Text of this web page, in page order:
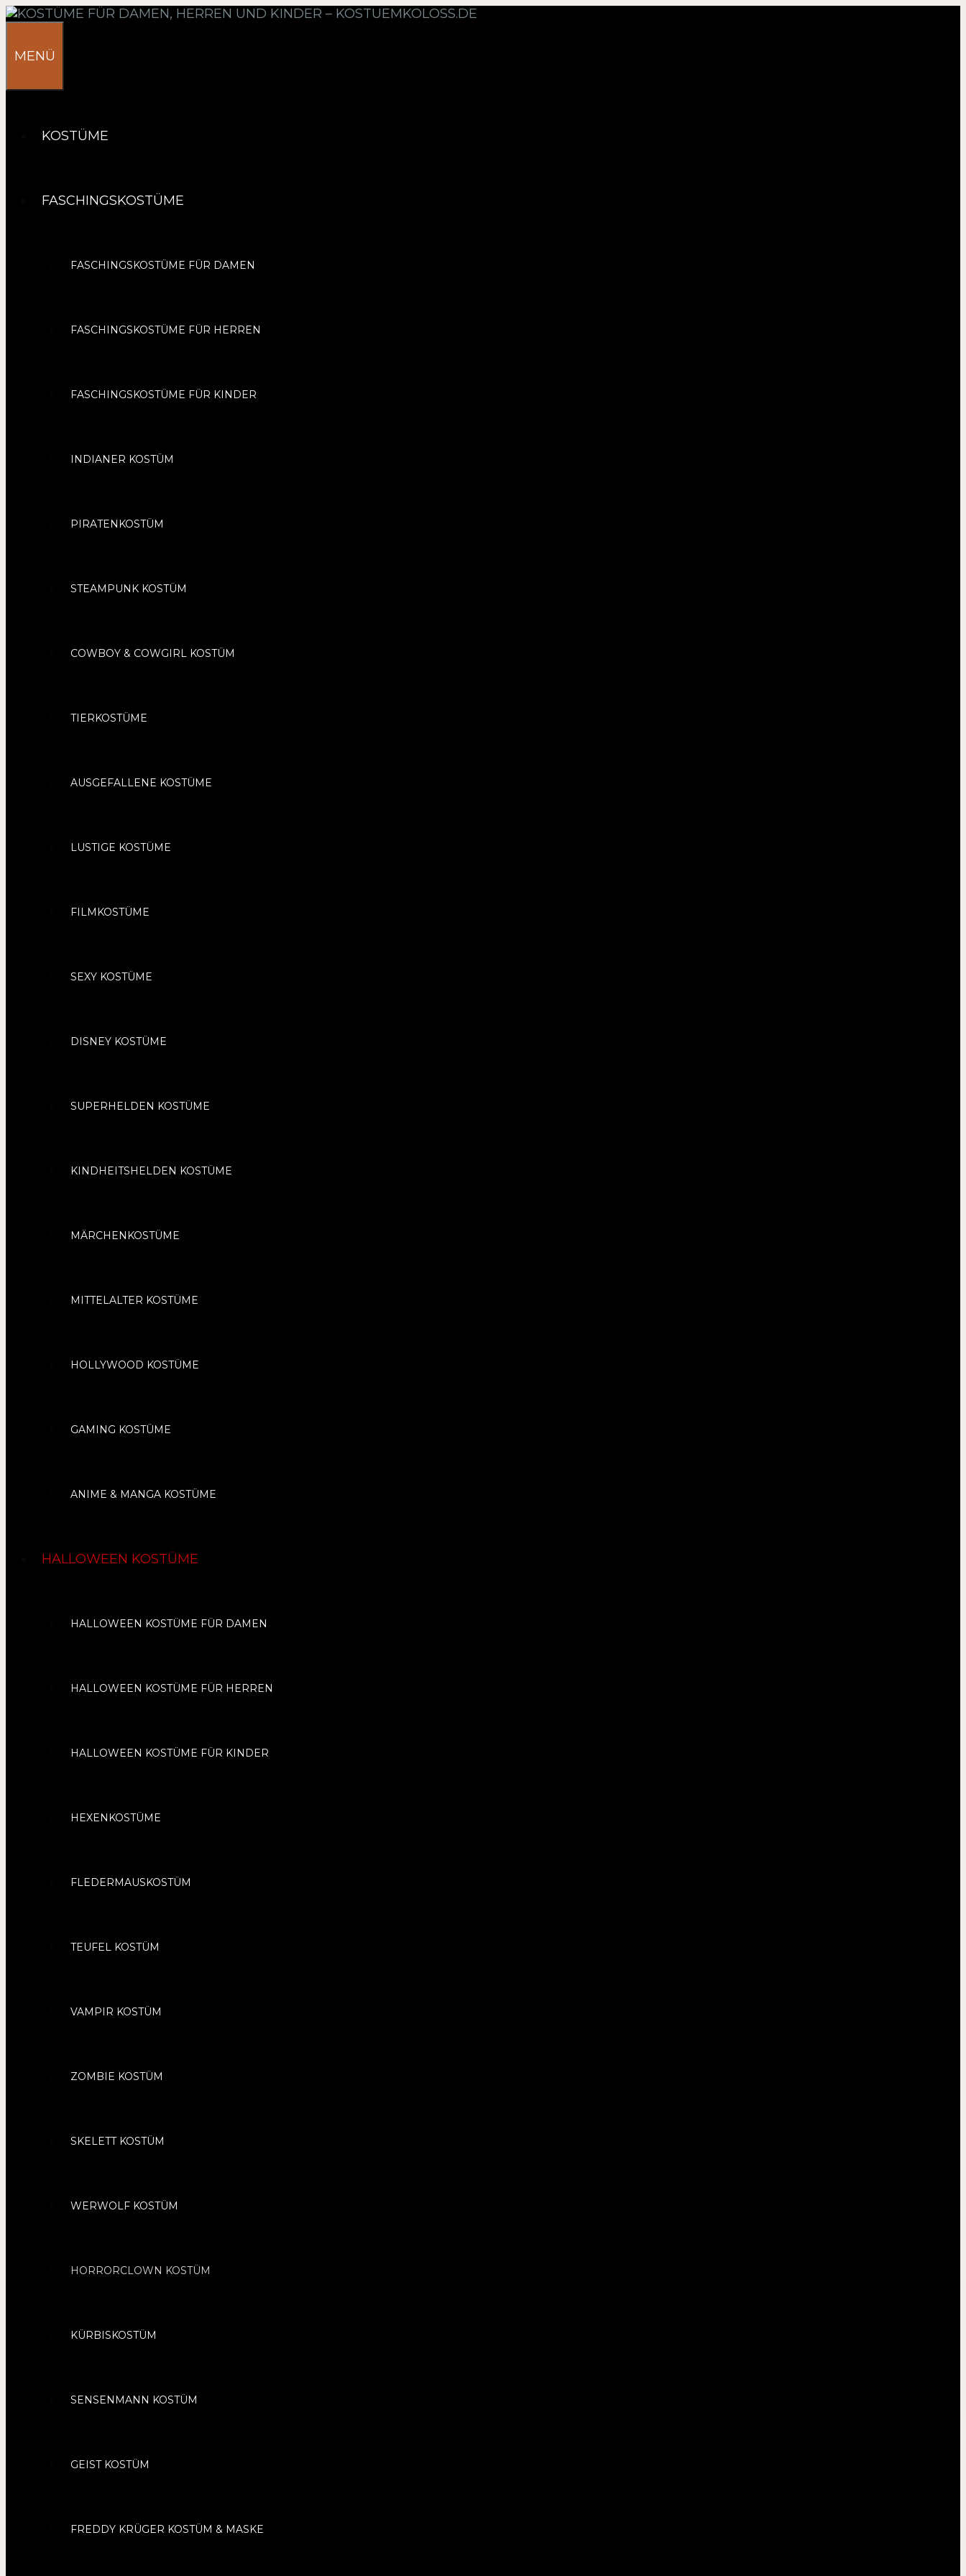
Springe
MENÜ
KOSTÜME
FASCHINGSKOSTÜME
FASCHINGSKOSTÜME FÜR DAMEN
FASCHINGSKOSTÜME FÜR HERREN
FASCHINGSKOSTÜME FÜR KINDER
INDIANER KOSTÜM
PIRATENKOSTÜM
STEAMPUNK KOSTÜM
COWBOY & COWGIRL KOSTÜM
TIERKOSTÜME
AUSGEFALLENE KOSTÜME
LUSTIGE KOSTÜME
FILMKOSTÜME
SEXY KOSTÜME
DISNEY KOSTÜME
SUPERHELDEN KOSTÜME
KINDHEITSHELDEN KOSTÜME
MÄRCHENKOSTÜME
MITTELALTER KOSTÜME
HOLLYWOOD KOSTÜME
GAMING KOSTÜME
ANIME & MANGA KOSTÜME
HALLOWEEN KOSTÜME
HALLOWEEN KOSTÜME FÜR DAMEN
HALLOWEEN KOSTÜME FÜR HERREN
HALLOWEEN KOSTÜME FÜR KINDER
HEXENKOSTÜME
FLEDERMAUSKOSTÜM
TEUFEL KOSTÜM
VAMPIR KOSTÜM
ZOMBIE KOSTÜM
SKELETT KOSTÜM
WERWOLF KOSTÜM
HORRORCLOWN KOSTÜM
KÜRBISKOSTÜM
SENSENMANN KOSTÜM
GEIST KOSTÜM
FREDDY KRÜGER KOSTÜM & MASKE